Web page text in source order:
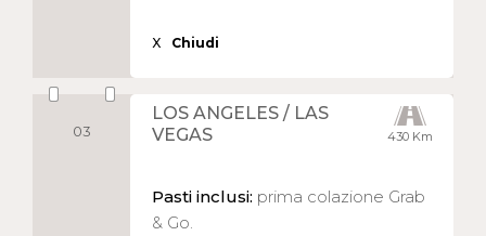
X Chiudi
03 430 Km
LOS ANGELES / LAS
VEGAS
Pasti inclusi: prima colazione Grab
& Go.